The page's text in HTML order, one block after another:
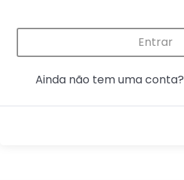
Entrar
Ainda não tem uma conta?